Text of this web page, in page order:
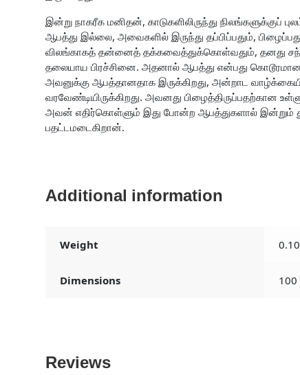
இன்று நாகரீக மனிதன், காடுகளிலிருந்து நிலங்களுக்குப்
ஆபத்து இல்லை, அவைகளில் இருந்து தப்பிப்பதும்,
விலங்காகத் தன்னைத் தக்கவைத்துக்கொள்வதும், தனது
தலையாய பிரச்சினை. அதனால் ஆபத்து என்பது
அவனுக்கு ஆபத்தானதாக இருக்கிறது, அன்றாட
வரவேண்டியிருக்கிறது. அவனது பிழைத்திருப்பதற்கான
அவன் எதிர்கொள்ளும் இது போன்ற ஆபத்துகளால் இன்றும்
பதட்டமடைகிறான்.
Additional information
Weight
Dimensions 100
Reviews